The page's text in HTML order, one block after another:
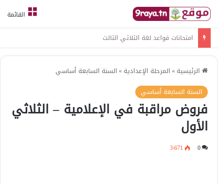
القائمة
امتحانات قواعد لغة الثلاثي الثالث
الرئيسية »المرحلة الإعدادية »السنة السابعة أساسي
السنة السابعة أساسي
فروض مراقبة في الإعلامية – الثلاثي
الأول
0 3٬671